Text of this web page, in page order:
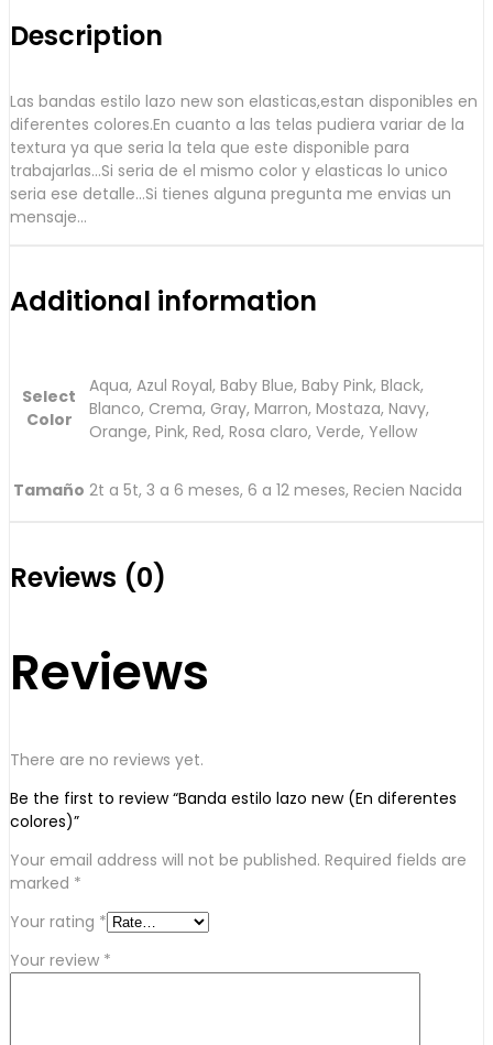
Description
Las bandas estilo lazo new son elasticas,estan disponibles en
diferentes colores.En cuanto a las telas pudiera variar de la
textura ya que seria la tela que este disponible para
trabajarlas…Si seria de el mismo color y elasticas lo unico
seria ese detalle…Si tienes alguna pregunta me envias un
mensaje…
Additional information
Select
Color
Aqua, Azul Royal, Baby Blue, Baby Pink, Black,
Blanco, Crema, Gray, Marron, Mostaza, Navy,
Orange, Pink, Red, Rosa claro, Verde, Yellow
Tamaño 2t a 5t, 3 a 6 meses, 6 a 12 meses, Recien Nacida
Reviews (0)
Reviews
There are no reviews yet.
Be the first to review “Banda estilo lazo new (En diferentes
colores)”
Your email address will not be published. Required fields are
marked *
Your rating *
Your review *